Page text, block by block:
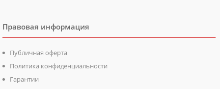
Правовая информация
Публичная оферта
Политика конфиденциальности
Гарантии